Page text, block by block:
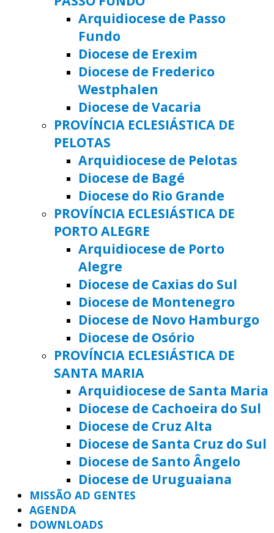
Arquidiocese de Passo
Fundo
Diocese de Erexim
Diocese de Frederico
Westphalen
Diocese de Vacaria
PROVÍNCIA ECLESIÁSTICA DE
PELOTAS
Arquidiocese de Pelotas
Diocese de Bagé
Diocese do Rio Grande
PROVÍNCIA ECLESIÁSTICA DE
PORTO ALEGRE
Arquidiocese de Porto
Alegre
Diocese de Caxias do Sul
Diocese de Montenegro
Diocese de Novo Hamburgo
Diocese de Osório
PROVÍNCIA ECLESIÁSTICA DE
SANTA MARIA
Arquidiocese de Santa Maria
Diocese de Cachoeira do Sul
Diocese de Cruz Alta
Diocese de Santa Cruz do Sul
Diocese de Santo Ângelo
Diocese de Uruguaiana
MISSÃO AD GENTES
AGENDA
DOWNLOADS